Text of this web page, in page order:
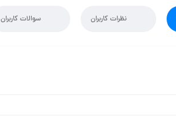
نظرات کاربران سوالات کاربران